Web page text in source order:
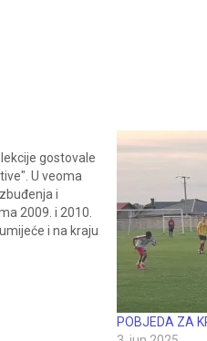
gostovale
U veoma
i
2009. i 2010.
i na kraju
POBJEDA ZA